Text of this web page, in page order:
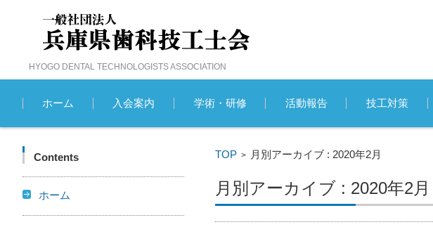
HYOGO DENTAL TECHNOLOGISTS ASSOCIATION
コンテンツに移動
ホーム
入会案内 学術・研修 活動報告 技工対策
TOP > 月別アーカイブ : 2020年2月
月別アーカイブ : 2020年2月
Contents
ホーム